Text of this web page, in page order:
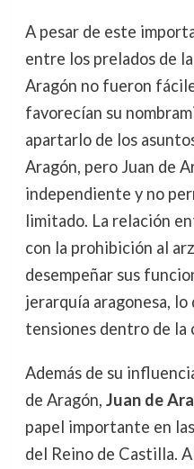
A pesar de este
entre los prelados de
Aragón no fueron
favorecían su
apartarlo de los
Aragón, pero Juan de
independiente y no
limitado. La relación
con la prohibición al
desempeñar sus
jerarquía aragonesa,
tensiones dentro de la
Además de su
de Aragón, Juan de
papel importante en
del Reino de Castilla.